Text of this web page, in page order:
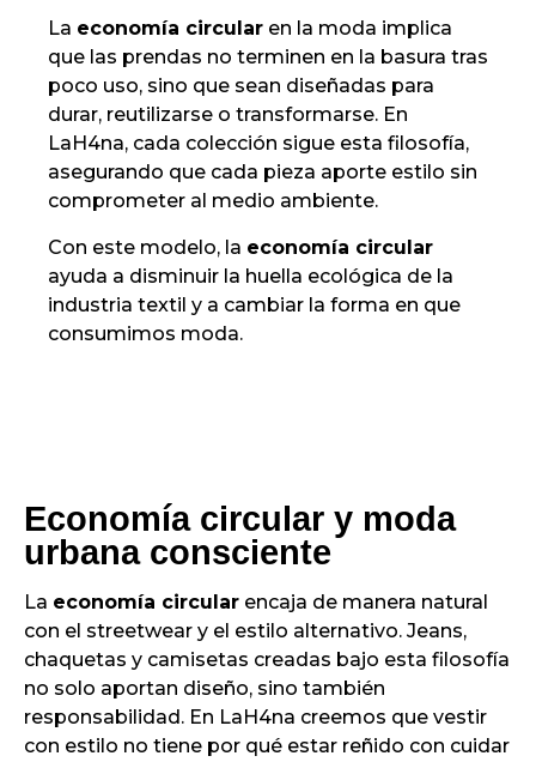
La economía circular en la moda implica
que las prendas no terminen en la basura tras
poco uso, sino que sean diseñadas para
durar, reutilizarse o transformarse. En
LaH4na, cada colección sigue esta filosofía,
asegurando que cada pieza aporte estilo sin
comprometer al medio ambiente.
Con este modelo, la economía circular
ayuda a disminuir la huella ecológica de la
industria textil y a cambiar la forma en que
consumimos moda.
Economía circular y moda
urbana consciente
La economía circular encaja de manera natural
con el streetwear y el estilo alternativo. Jeans,
chaquetas y camisetas creadas bajo esta filosofía
no solo aportan diseño, sino también
responsabilidad. En LaH4na creemos que vestir
con estilo no tiene por qué estar reñido con cuidar